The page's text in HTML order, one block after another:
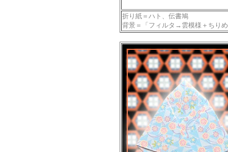
折り紙＝ハト、伝書鳩
背景＝「フィルタ→雲模様＋ちり